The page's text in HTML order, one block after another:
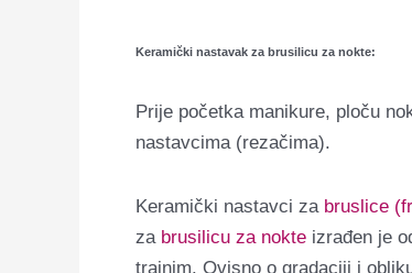
Keramički nastavak za brusilicu za nokte:
Prije početka manikure, ploču
nastavcima (rezačima).
Keramički nastavci za bruslice
za brusilicu za nokte izrađen je
trajnim. Ovisno o gradaciji i